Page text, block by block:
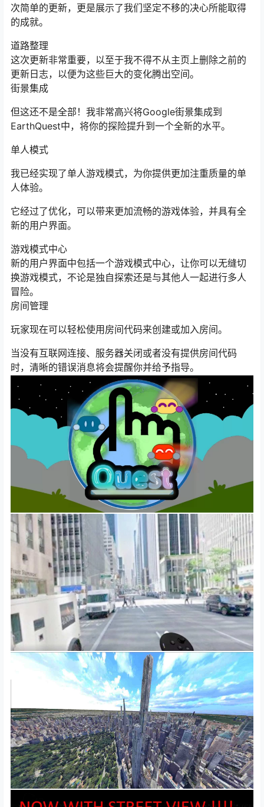
次简单的更新，更是展示了我们坚定不移的决心所能取得
的成就。
道路整理
这次更新非常重要，以至于我不得不从主页上删除之前的
更新日志，以便为这些巨大的变化腾出空间。
街景集成
但这还不是全部！我非常高兴将Google街景集成到
EarthQuest中，将你的探险提升到一个全新的水平。
单人模式
我已经实现了单人游戏模式，为你提供更加注重质量的单
人体验。
它经过了优化，可以带来更加流畅的游戏体验，并具有全
新的用户界面。
游戏模式中心
新的用户界面中包括一个游戏模式中心，让你可以无缝切
换游戏模式，不论是独自探索还是与其他人一起进行多人
冒险。
房间管理
玩家现在可以轻松使用房间代码来创建或加入房间。
当没有互联网连接、服务器关闭或者没有提供房间代码
时，清晰的错误消息将会提醒你并给予指导。